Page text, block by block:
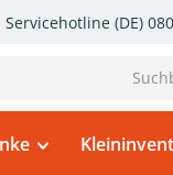
Servicehotline (DE)